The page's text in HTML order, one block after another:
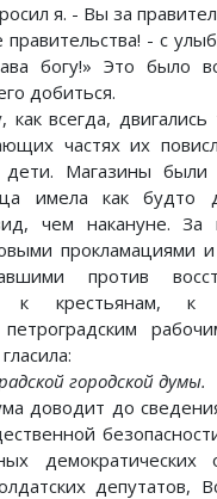
я. - Вы за
- с
богу!» Это было
добиться.
как всегда,
частях их
Магазины были
имела как будто
чем накануне. За
прокламациями
против
к крестьянам, к
городской думы.
доводит до
демократических
депутатов,